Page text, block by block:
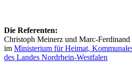
Die Referenten:
Christoph Meinerz und Marc-Ferdinand
im Ministerium für Heimat,
des Landes Nordrhein-Westfalen